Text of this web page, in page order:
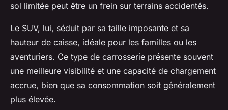
sol limitée peut être un frein sur terrains accidentés.
Le SUV, lui, séduit par sa taille imposante et sa
hauteur de caisse, idéale pour les familles ou les
aventuriers. Ce type de carrosserie présente souvent
une meilleure visibilité et une capacité de chargement
accrue, bien que sa consommation soit généralement
plus élevée.